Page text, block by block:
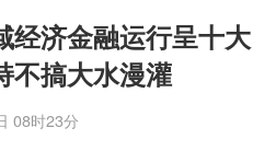
经济金融运行呈十大
不搞大水漫灌
08时23分